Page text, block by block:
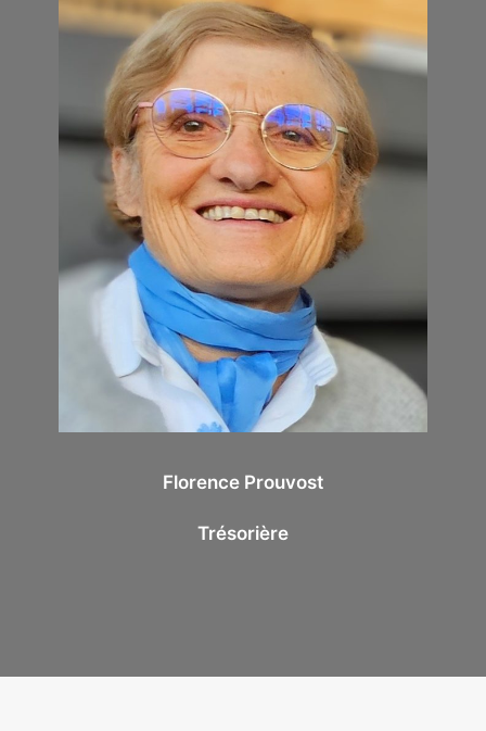
Florence Prouvost
Trésorière